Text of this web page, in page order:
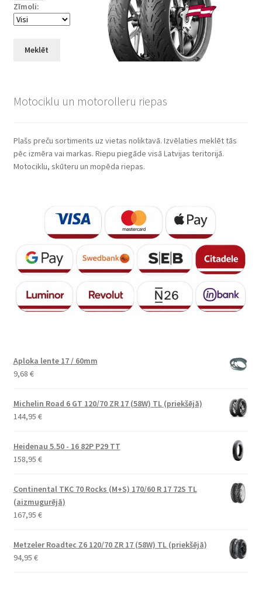
Zīmoli:
Meklēt
Motociklu un motorolleru riepas
Plašs preču sortiments uz vietas noliktavā. Izvēlaties meklēt tās
pēc izmēra vai markas. Riepu piegāde visā Latvijas teritorijā.
Motociklu, skūteru un mopēda riepas.
Aploka lente 17 / 60mm
9,68 €
Michelin Road 6 GT 120/70 ZR 17 (58W) TL (priekšējā)
144,95 €
Heidenau 5.50 - 16 82P P29 TT
158,95 €
Continental TKC 70 Rocks (M+S) 170/60 R 17 72S TL
(aizmugurējā)
167,95 €
Metzeler Roadtec Z6 120/70 ZR 17 (58W) TL (priekšējā)
94,95 €